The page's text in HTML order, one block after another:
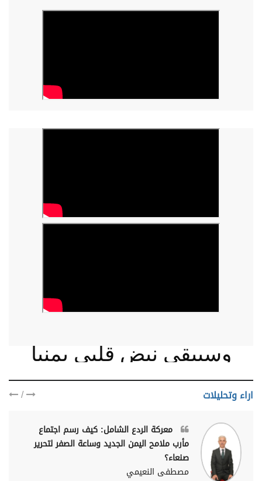
وسيبقى نبض قلبي يمنيا
اراء وتحليلات /
معركة الردع الشامل: كيف رسم اجتماع
مأرب ملامح اليمن الجديد وساعة الصفر لتحرير
صنعاء؟
مصطفى النعيمي